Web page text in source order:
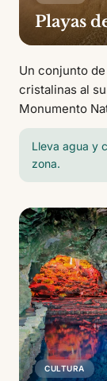
Playas
Un conjunto
cristalinas al
Monumento
Playa de la
conocidas.
Lleva agua y
zona.
CULTURA